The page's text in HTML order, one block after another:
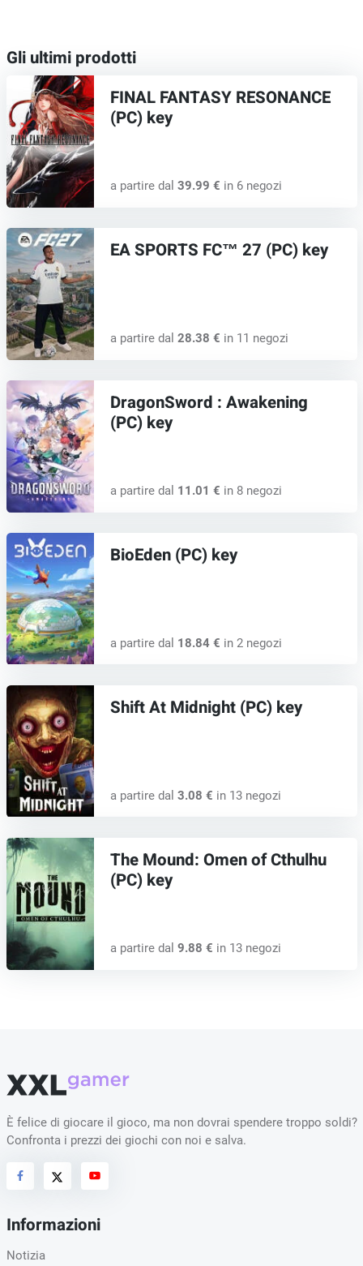
Gli ultimi prodotti
FINAL FANTASY RESONANCE
(PC) key
a partire dal 39.99 € in 6 negozi
EA SPORTS FC™ 27 (PC) key
a partire dal 28.38 € in 11 negozi
DragonSword : Awakening
(PC) key
a partire dal 11.01 € in 8 negozi
BioEden (PC) key
a partire dal 18.84 € in 2 negozi
Shift At Midnight (PC) key
a partire dal 3.08 € in 13 negozi
The Mound: Omen of Cthulhu
(PC) key
a partire dal 9.88 € in 13 negozi
È felice di giocare il gioco, ma non dovrai spendere troppo soldi?
Confronta i prezzi dei giochi con noi e salva.
Informazioni
Notizia